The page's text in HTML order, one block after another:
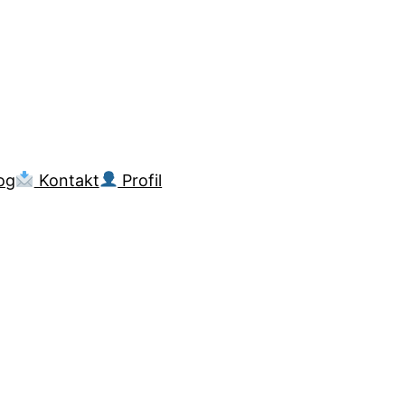
Kontakt Profil